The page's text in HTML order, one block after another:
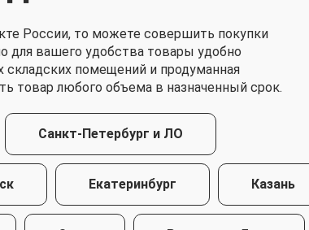
России, то можете совершить покупки
для вашего удобства товары удобно
помещений и продуманная
товар любого объема в назначенный срок.
Санкт-Петербург и ЛО
Екатеринбург Казань